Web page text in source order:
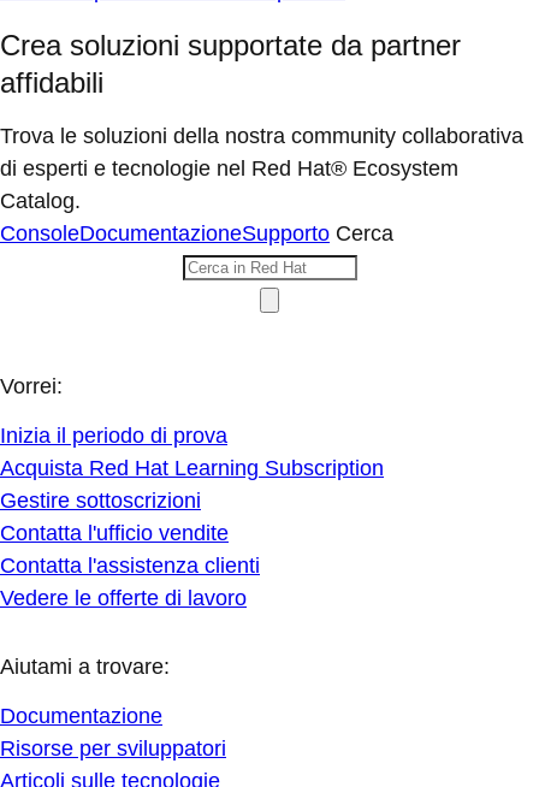
Crea soluzioni supportate da partner
affidabili
Trova le soluzioni della nostra community collaborativa
di esperti e tecnologie nel Red Hat® Ecosystem
Catalog.
ConsoleDocumentazioneSupporto Cerca
Vorrei:
Inizia il periodo di prova
Acquista Red Hat Learning Subscription
Gestire sottoscrizioni
Contatta l'ufficio vendite
Contatta l'assistenza clienti
Vedere le offerte di lavoro
Aiutami a trovare:
Documentazione
Risorse per sviluppatori
Articoli sulle tecnologie